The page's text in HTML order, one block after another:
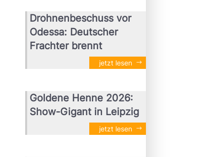
Drohnenbeschuss vor
Odessa: Deutscher
Frachter brennt
jetzt lesen
Goldene Henne 2026:
Show-Gigant in Leipzig
jetzt lesen